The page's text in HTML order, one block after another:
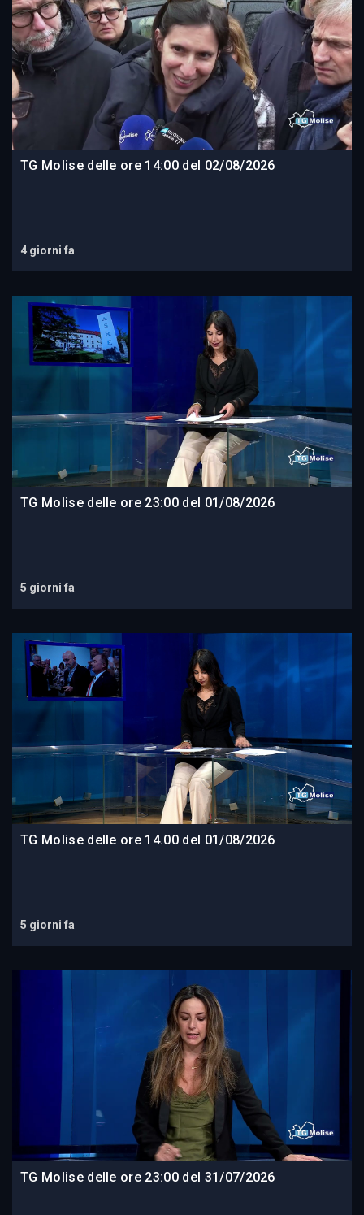
TG Molise delle ore 14:00 del 02/08/2026
4 giorni fa
TG Molise delle ore 23:00 del 01/08/2026
5 giorni fa
TG Molise delle ore 14.00 del 01/08/2026
5 giorni fa
TG Molise delle ore 23:00 del 31/07/2026